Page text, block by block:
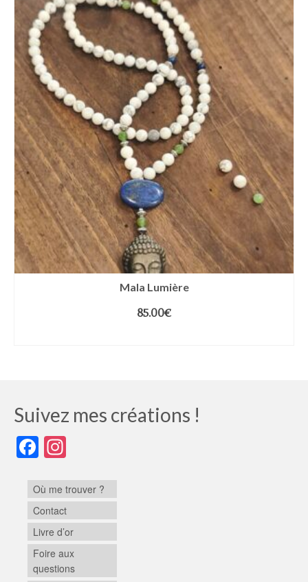
Mala Lumière
85.00€
Suivez mes créations !
Facebook
Où me trouver ?
Contact
Livre d’or
Foire aux
questions